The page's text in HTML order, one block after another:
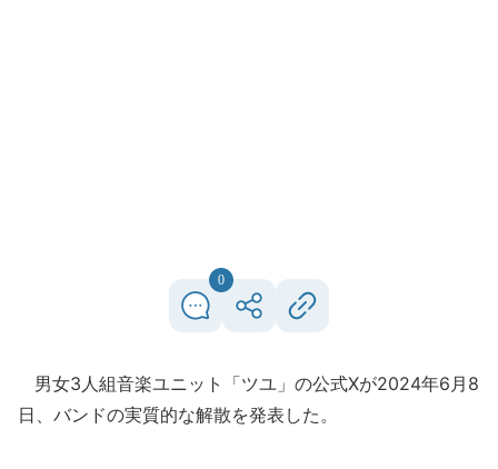
0
男女3人組音楽ユニット「ツユ」の公式Xが2024年6月8
日、バンドの実質的な解散を発表した。